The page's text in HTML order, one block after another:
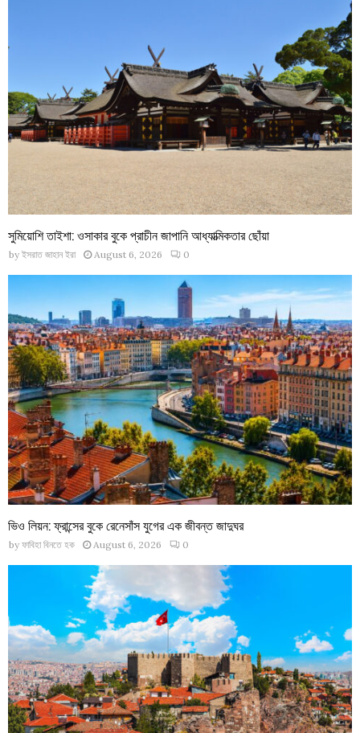
সুমিয়োশি তাইশা: ওসাকার বুকে প্রাচীন জাপানি আধ্যাত্মিকতার ছোঁয়া
by ইসরাত জাহান ইরা August 6, 2026 0
ভিও লিয়ন: ফ্রান্সের বুকে রেনেসাঁস যুগের এক জীবন্ত জাদুঘর
by ফাবিহা বিনতে হক August 6, 2026 0